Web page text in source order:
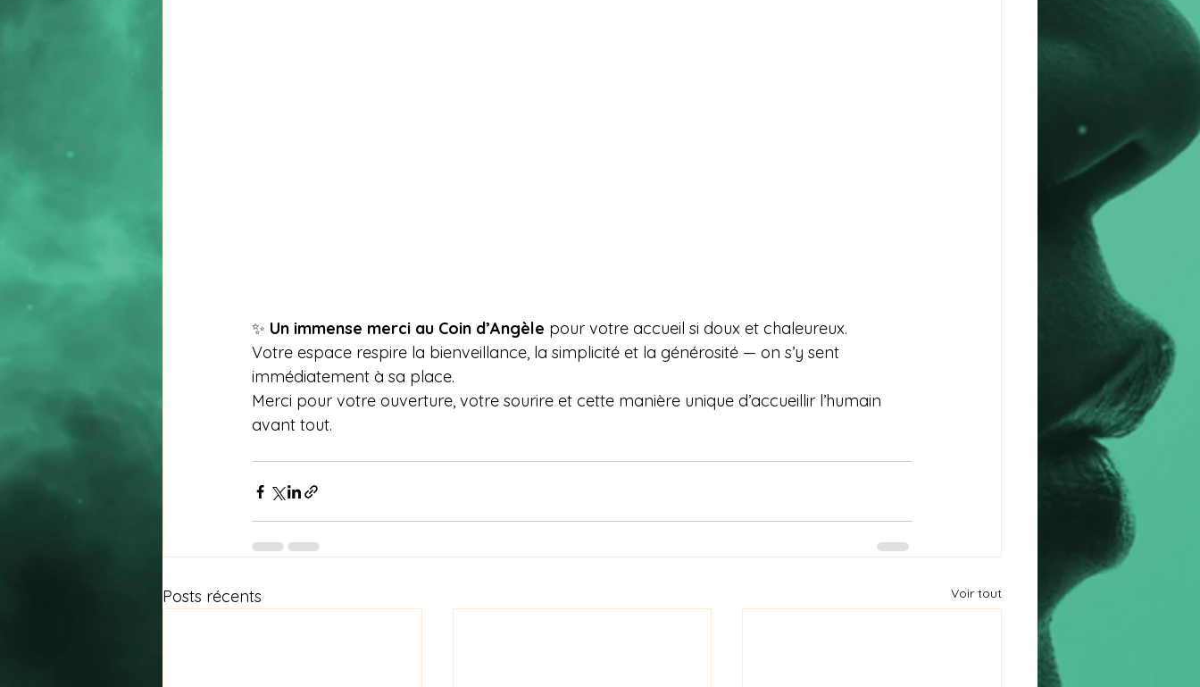
✨ Un immense merci au Coin d’Angèle pour votre accueil si doux et chaleureux.
Votre espace respire la bienveillance, la simplicité et la générosité — on s’y sent
immédiatement à sa place.
Merci pour votre ouverture, votre sourire et cette manière unique d’accueillir l’humain
avant tout.
Posts récents Voir tout